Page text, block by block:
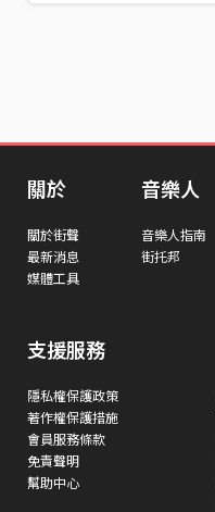
關於
關於街聲
最新消息
媒體工具
音樂人
音樂人指南
街托邦
支援服務
隱私權保護政策
著作權保護措施
會員服務條款
免責聲明
幫助中心